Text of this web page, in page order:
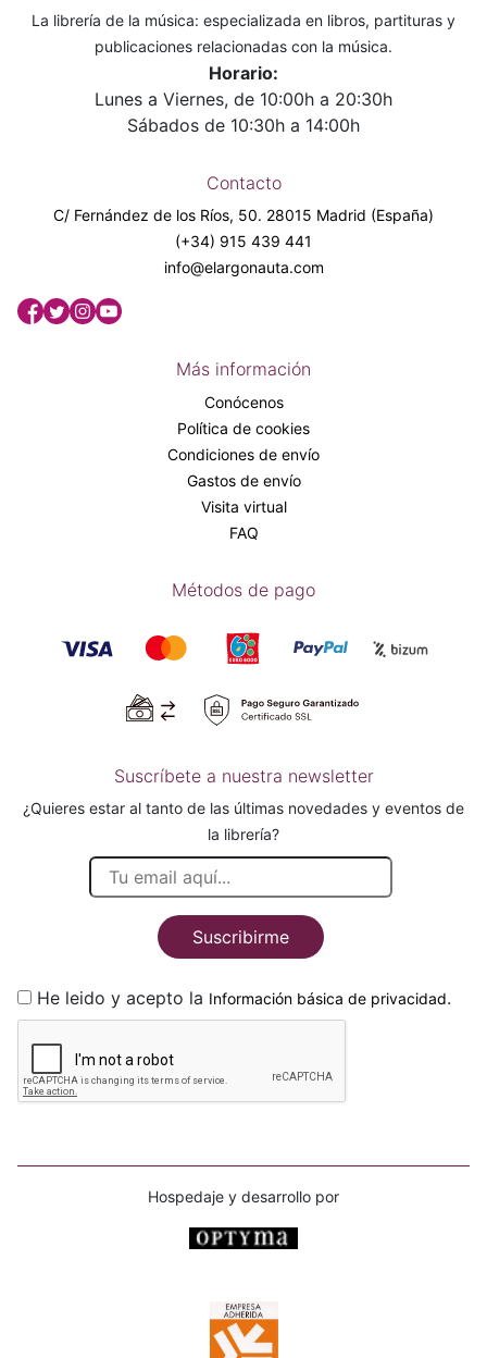
La librería de la música: especializada en libros, partituras y
publicaciones relacionadas con la música.
Horario:
Lunes a Viernes, de 10:00h a 20:30h
Sábados de 10:30h a 14:00h
Contacto
C/ Fernández de los Ríos, 50. 28015 Madrid (España)
(+34) 915 439 441
info@elargonauta.com
Más información
Conócenos
Política de cookies
Condiciones de envío
Gastos de envío
Visita virtual
FAQ
Métodos de pago
Suscríbete a nuestra newsletter
¿Quieres estar al tanto de las últimas novedades y eventos de
la librería?
Suscribirme
He leido y acepto la Información básica de privacidad.
Hospedaje y desarrollo por